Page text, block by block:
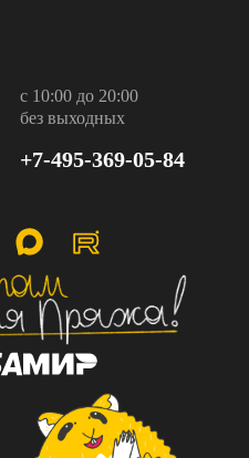
с 10:00 до 20:00
без выходных
+7-495-369-05-84